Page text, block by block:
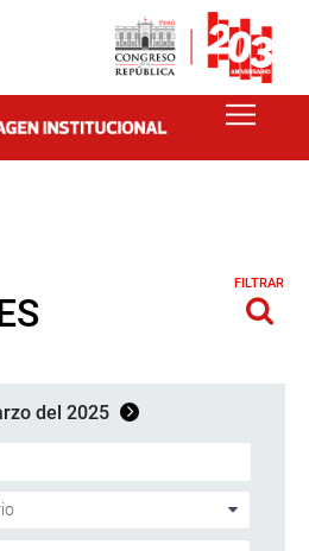
FILTRAR
del 2025